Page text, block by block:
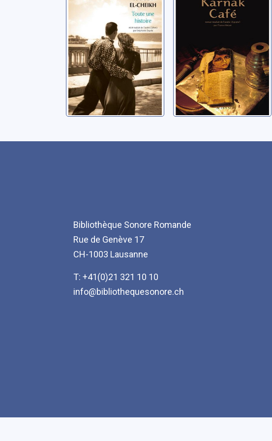
Cheikh, Hanan el-
Bibliothèque Sonore Romande
Rue de Genève 17
CH-1003 Lausanne
T: +41(0)21 321 10 10
info@bibliothequesonore.ch